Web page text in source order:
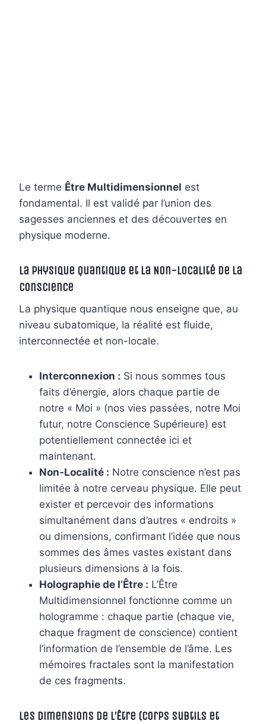
Le terme Être Multidimensionnel est
fondamental. Il est validé par l’union des
sagesses anciennes et des découvertes en
physique moderne.
La Physique Quantique et la Non-Localité de la
Conscience
La physique quantique nous enseigne que, au
niveau subatomique, la réalité est fluide,
interconnectée et non-locale.
Interconnexion : Si nous sommes tous
faits d’énergie, alors chaque partie de
notre « Moi » (nos vies passées, notre Moi
futur, notre Conscience Supérieure) est
potentiellement connectée ici et
maintenant.
Non-Localité : Notre conscience n’est pas
limitée à notre cerveau physique. Elle peut
exister et percevoir des informations
simultanément dans d’autres « endroits »
ou dimensions, confirmant l’idée que nous
sommes des âmes vastes existant dans
plusieurs dimensions à la fois.
Holographie de l’Être : L’Être
Multidimensionnel fonctionne comme un
hologramme : chaque partie (chaque vie,
chaque fragment de conscience) contient
l’information de l’ensemble de l’âme. Les
mémoires fractales sont la manifestation
de ces fragments.
Les Dimensions de l’Être (Corps Subtils et